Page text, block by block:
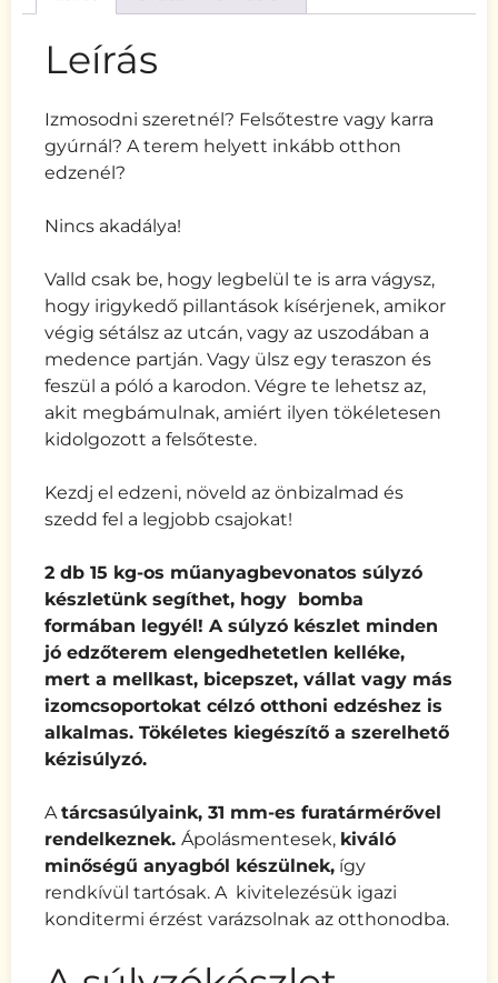
Leírás
Izmosodni szeretnél? Felsőtestre vagy karra
gyúrnál? A terem helyett inkább otthon
edzenél?
Nincs akadálya!
Valld csak be, hogy legbelül te is arra vágysz,
hogy irigykedő pillantások kísérjenek, amikor
végig sétálsz az utcán, vagy az uszodában a
medence partján. Vagy ülsz egy teraszon és
feszül a póló a karodon. Végre te lehetsz az,
akit megbámulnak, amiért ilyen tökéletesen
kidolgozott a felsőteste.
Kezdj el edzeni, növeld az önbizalmad és
szedd fel a legjobb csajokat!
2 db 15 kg-os műanyagbevonatos súlyzó
készletünk segíthet, hogy bomba
formában legyél! A súlyzó készlet minden
jó edzőterem elengedhetetlen kelléke,
mert a mellkast, bicepszet, vállat vagy más
izomcsoportokat célzó otthoni edzéshez is
alkalmas. Tökéletes kiegészítő a szerelhető
kézisúlyzó.
Atárcsasúlyaink, 31 mm-es furatármérővel
rendelkeznek. Ápolásmentesek, kiváló
minőségű anyagból készülnek, így
rendkívül tartósak. A kivitelezésük igazi
konditermi érzést varázsolnak az otthonodba.